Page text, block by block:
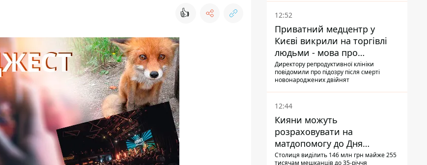
👍 12:52
Приватний медцентр у
Києві викрили на торгівлі
людьми - мова про
сурогатне материнство
Директору репродуктивної клініки
повідомили про підозру після смерті
новонароджених двійнят
12:44
Кияни можуть
розраховувати на
матдопомогу до Дня
незалежності - кому її
Столиця виділить 146 млн грн майже 255
тисячам мешканців до 35-річчя